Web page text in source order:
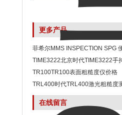
更多产品
菲希尔MMS INSPECTION SPG
TIME3222北京时代TIME3222手
格
TR100TR100表面粗糙度仪价格
TRL400时代TRL400激光粗糙度
在线留言